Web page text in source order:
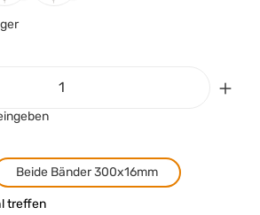
Beide Bänder 300x16mm
treffen